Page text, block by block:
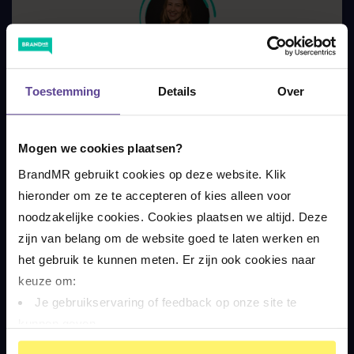
Toestemming Details Over
Mogen we cookies plaatsen?
BrandMR gebruikt cookies op deze website. Klik
hieronder om ze te accepteren of kies alleen voor
noodzakelijke cookies. Cookies plaatsen we altijd. Deze
zijn van belang om de website goed te laten werken en
het gebruik te kunnen meten. Er zijn ook cookies naar
keuze om:
Je gebruikservaring of feedback op onze site te
Op basis van je gedrag je relevantere informatie op
DIRECT GRATIS ADVIES VAN EEN
085 073 55 50
(ma-vrij 08:30 - 17:30 uur)
Aangesloten bijNationaal Keurmerk
Letselschade
Meer dan85.000 mensen geholpen
Beoordeeld met een
Wij verhalen de kosten altijd op de tegenpartij. Jij